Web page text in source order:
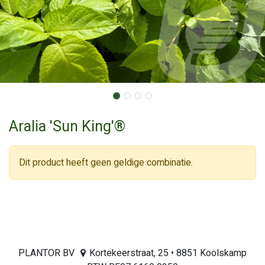
Aralia 'Sun King'®
Dit product heeft geen geldige combinatie.
PLANTOR BV
Kortekeerstraat, 25 • 8851 Koolskamp